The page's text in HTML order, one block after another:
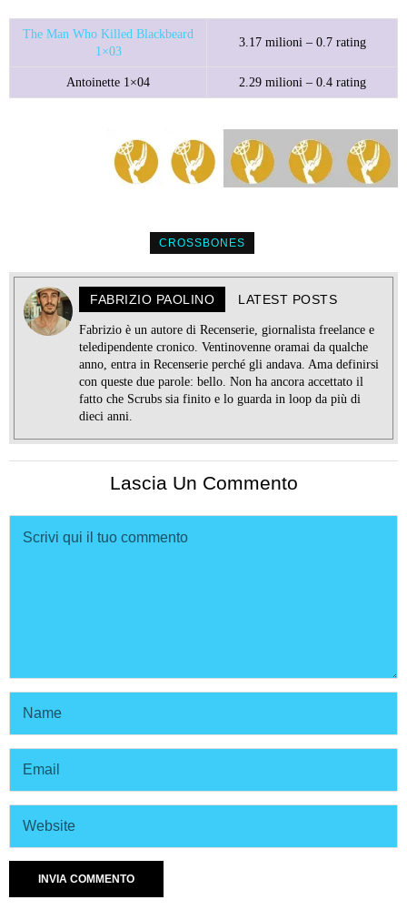
The Man Who Killed Blackbeard
1×03
3.17 milioni – 0.7 rating
Antoinette 1×04 2.29 milioni – 0.4 rating
CROSSBONES
FABRIZIO PAOLINO LATEST POSTS
Fabrizio è un autore di Recenserie, giornalista freelance e
teledipendente cronico. Ventinovenne oramai da qualche
anno, entra in Recenserie perché gli andava. Ama definirsi
con queste due parole: bello. Non ha ancora accettato il
fatto che Scrubs sia finito e lo guarda in loop da più di
dieci anni.
Lascia Un Commento